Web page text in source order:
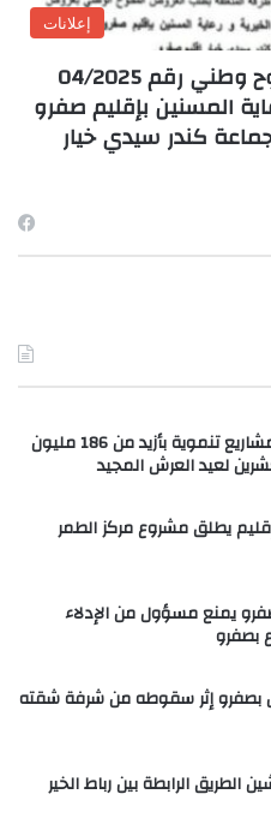
إعلانات
إعلان عن طلب عروض مفتوح وطني رقم 04/2025
المسنين بإقليم صفرو
كندر سيدي خيار
عامل إقليم صفرو يطلق ويدشن مشاريع تنموية بأزيد من 186 مليون
لعيد العرش المجيد
يطلق مشروع مركز الطمر
يمنع مسؤول من الإدلاء
بصفرو
إثر سقوطه من شرفة شقته
الرابطة بين رباط الخير